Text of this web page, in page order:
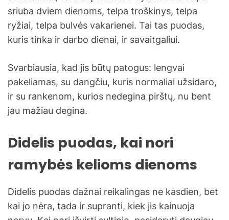
sriuba dviem dienoms, telpa troškinys, telpa
ryžiai, telpa bulvės vakarienei. Tai tas puodas,
kuris tinka ir darbo dienai, ir savaitgaliui.
Svarbiausia, kad jis būtų patogus: lengvai
pakeliamas, su dangčiu, kuris normaliai užsidaro,
ir su rankenom, kurios nedegina pirštų, nu bent
jau mažiau degina.
Didelis puodas, kai nori
ramybės kelioms dienoms
Didelis puodas dažnai reikalingas ne kasdien, bet
kai jo nėra, tada ir supranti, kiek jis kainuoja